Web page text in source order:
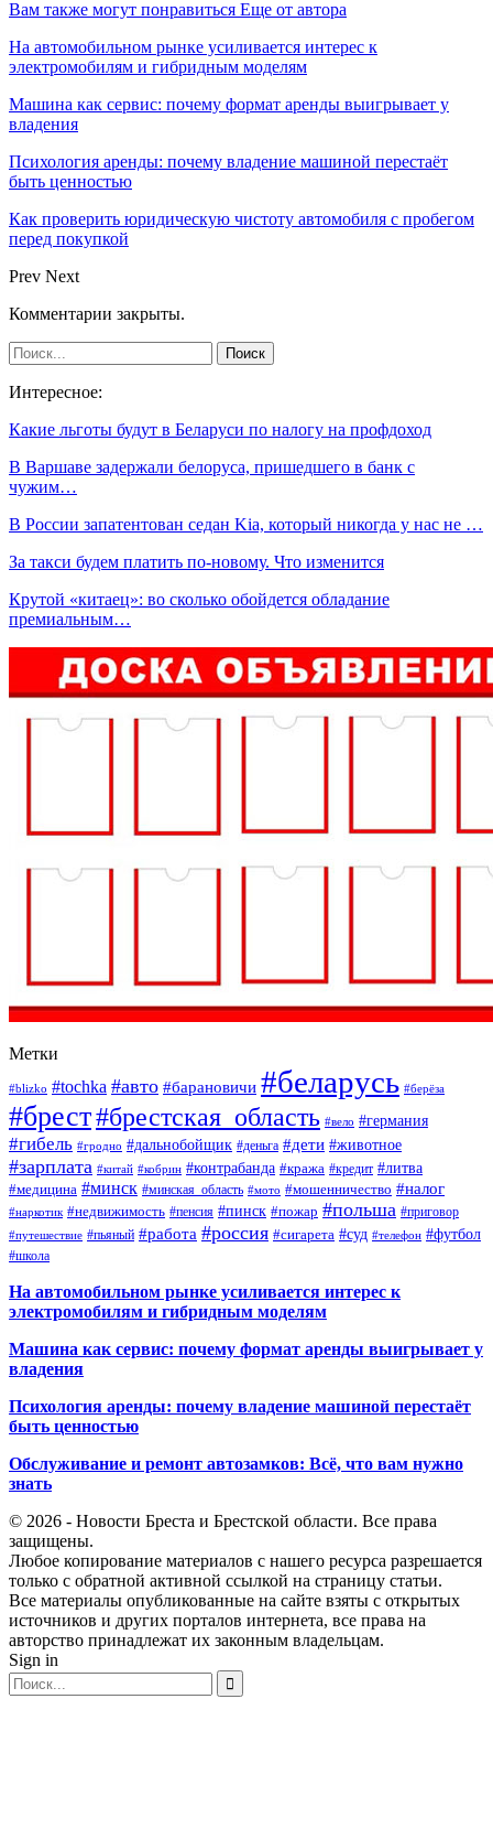
Вам также могут понравиться Еще от автора
На автомобильном рынке усиливается интерес к
электромобилям и гибридным моделям
Машина как сервис: почему формат аренды выигрывает у
владения
Психология аренды: почему владение машиной перестаёт
быть ценностью
Как проверить юридическую чистоту автомобиля с пробегом
перед покупкой
Prev Next
Комментарии закрыты.
Интересное:
Какие льготы будут в Беларуси по налогу на профдоход
В Варшаве задержали белоруса, пришедшего в банк с
чужим…
В России запатентован седан Kia, который никогда у нас не …
За такси будем платить по-новому. Что изменится
Крутой «китаец»: во сколько обойдется обладание
премиальным…
Метки
#blizko #tochka #авто #барановичи #беларусь #берёза
#брест#брестская_область #вело #германия
#гибель #гродно #дальнобойщик #деньга #дети #животное
#зарплата #китай #кобрин #контрабанда #кража #кредит #литва
#медицина #минск #минская_область #мото #мошенничество #налог
#наркотик #недвижимость #пенсия #пинск #пожар #польша #приговор
#путешествие #пьяный #работа #россия #сигарета #суд #телефон #футбол
#школа
На автомобильном рынке усиливается интерес к
электромобилям и гибридным моделям
Машина как сервис: почему формат аренды выигрывает у
владения
Психология аренды: почему владение машиной перестаёт
быть ценностью
Обслуживание и ремонт автозамков: Всё, что вам нужно
знать
© 2026 - Новости Бреста и Брестской области. Все права
защищены.
Любое копирование материалов с нашего ресурса разрешается
только с обратной активной ссылкой на страницу статьи.
Все материалы опубликованные на сайте взяты с открытых
источников и других порталов интернета, все права на
авторство принадлежат их законным владельцам.
Sign in